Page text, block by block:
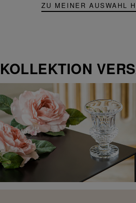
ZU MEINER AUSWAHL
KOLLEKTION